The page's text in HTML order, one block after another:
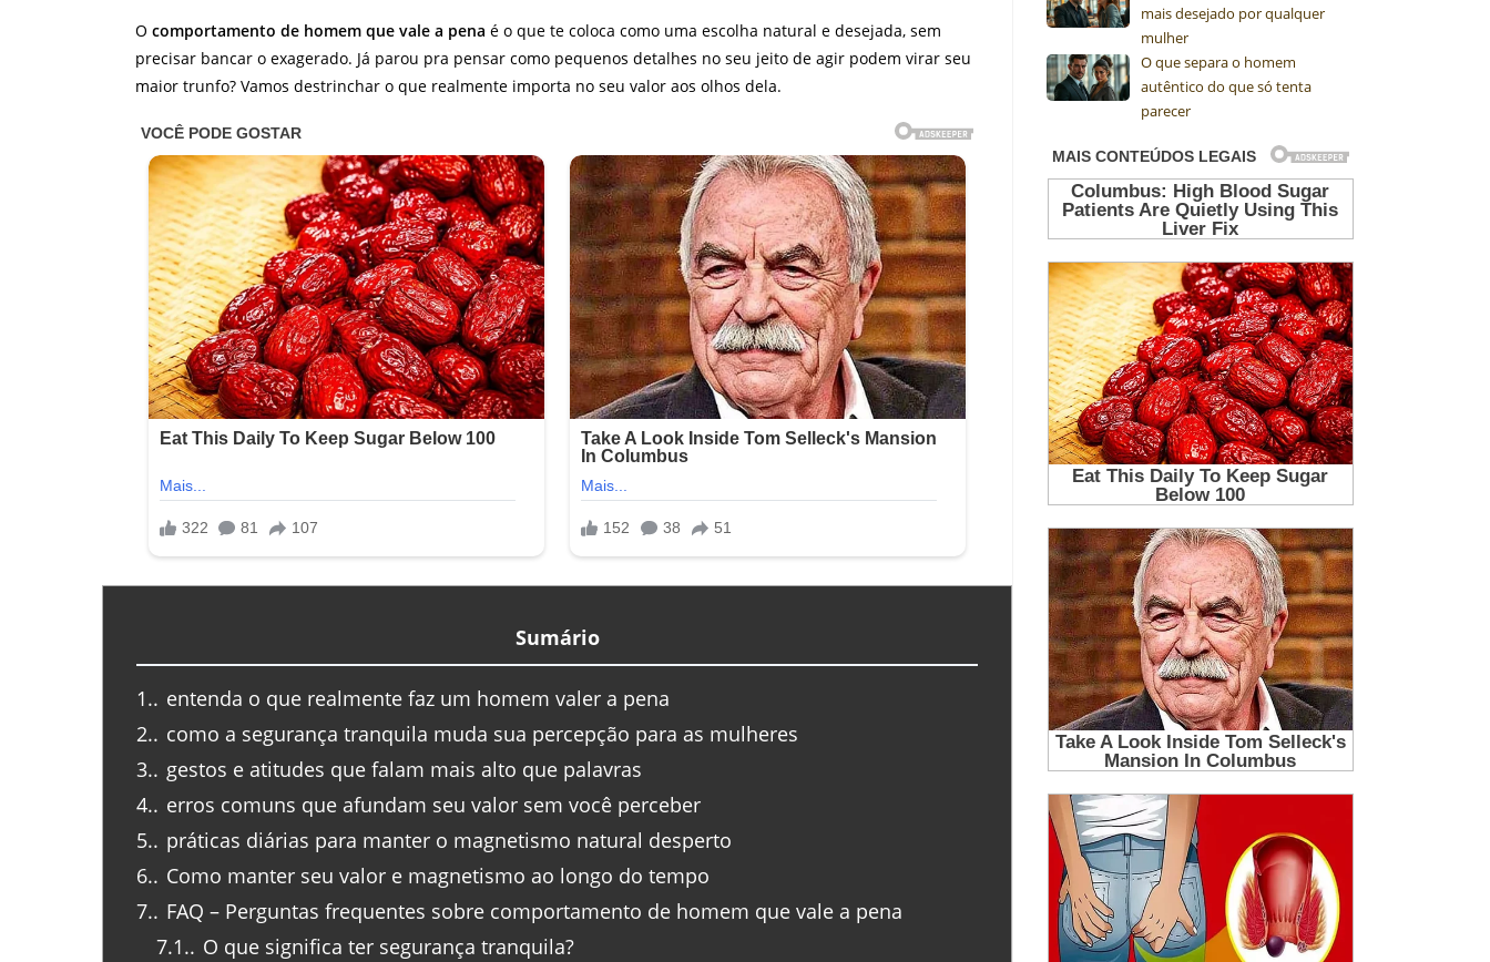
O comportamento de homem que vale a pena é o que te coloca como uma escolha natural e desejada, sem
precisar bancar o exagerado. Já parou pra pensar como pequenos detalhes no seu jeito de agir podem virar seu
maior trunfo? Vamos destrinchar o que realmente importa no seu valor aos olhos dela.
Sumário
1. entenda o que realmente faz um homem valer a pena
2. como a segurança tranquila muda sua percepção para as mulheres
3. gestos e atitudes que falam mais alto que palavras
4. erros comuns que afundam seu valor sem você perceber
5. práticas diárias para manter o magnetismo natural desperto
6. Como manter seu valor e magnetismo ao longo do tempo
7. FAQ – Perguntas frequentes sobre comportamento de homem que vale a pena
7.1. O que significa ter segurança tranquila?
mais desejado por qualquer
mulher
O que separa o homem
autêntico do que só tenta
parecer